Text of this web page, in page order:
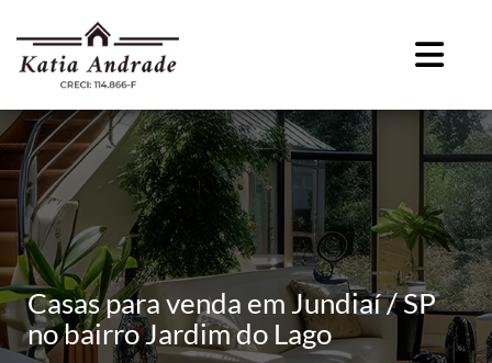
Casas para venda em Jundiaí / SP
no bairro Jardim do Lago